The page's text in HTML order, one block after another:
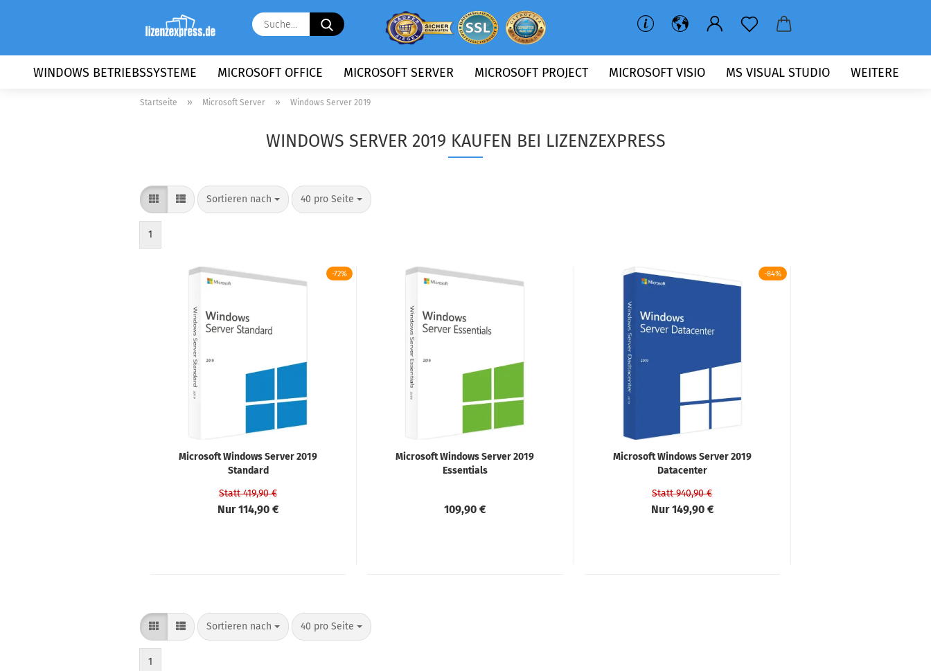
Suche...
WINDOWS BETRIEBSSYSTEME MICROSOFT OFFICE MICROSOFT SERVER MICROSOFT PROJECT MICROSOFT VISIO MS VISUAL STUDIO WEITERE
Startseite » Microsoft Server » Windows Server 2019
WINDOWS SERVER 2019 KAUFEN BEI LIZENZEXPRESS
Sortieren nach
Sortieren nach 40 pro Seite
pro Seite
1
-72%
Microsoft Windows Server 2019
Standard
Statt 419,90 €
Nur 114,90 €
Microsoft Windows Server 2019
Essentials
109,90 €
-84%
Microsoft Windows Server 2019
Datacenter
Statt 940,90 €
Nur 149,90 €
Sortieren nach
Sortieren nach 40 pro Seite
pro Seite
1